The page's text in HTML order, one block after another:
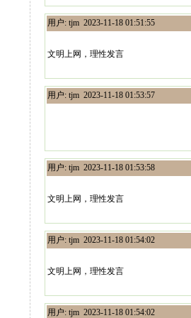
用户: tjm 2023-11-18 01:51:55
文明上网，理性发言
用户: tjm 2023-11-18 01:53:57
用户: tjm 2023-11-18 01:53:58
文明上网，理性发言
用户: tjm 2023-11-18 01:54:02
文明上网，理性发言
用户: tjm 2023-11-18 01:54:02